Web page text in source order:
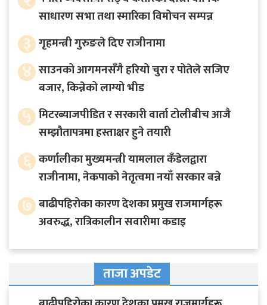
साधारण सभा तथा स्मारिका विमोचन सम्पन्न
३ गृहमन्त्री गुरुङले दिए राजीनामा
४ साउनको आगमनसँगै हरियो चुरा र पोतेले सजिए
बजार, किन्नेको लाग्यो भीड
५ मिटरब्याजपीडित र सरकारी वार्ता टोलीबीच आजै
सम्झौतापत्रमा हस्ताक्षर हुने तयारी
६ कर्णालीका मुख्यमन्त्री यामलाल कँडेलद्वारा
राजीनामा, नेकपाको नेतृत्वमा नयाँ सरकार बन्ने
७ बाढीपहिरोका कारण देशका प्रमुख राजमार्गहरू
अवरुद्ध, रात्रिकालीन सवारीमा कडाइ
ताजा अपडेट